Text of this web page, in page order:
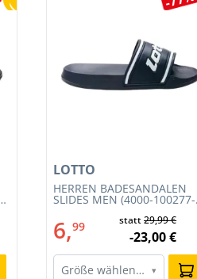
HERREN BADESANDALEN
SLIDES MEN (4000-100277-
LOTTO
6,99 statt29,99 €
-23,00 €
Größe wählen… ▾